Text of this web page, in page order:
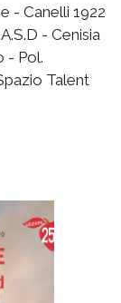
- Canelli 1922
- Cenisia
- Pol.
Talent